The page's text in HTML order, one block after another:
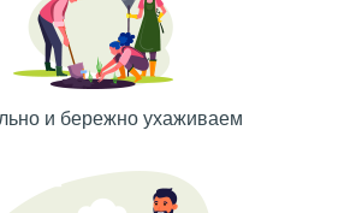
и бережно ухаживаем